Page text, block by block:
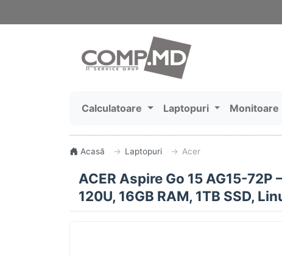
Calculatoare Laptopuri Monitoare
Acasă Laptopuri Acer
ACER Aspire Go 15 AG15-72P
120U, 16GB RAM, 1TB SSD,